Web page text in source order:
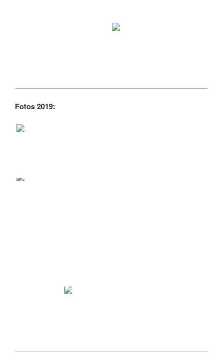
Fotos 2019: